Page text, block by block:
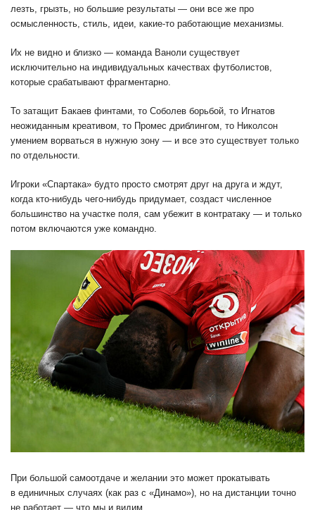
лезть, грызть, но большие результаты — они все же про
осмысленность, стиль, идеи, какие-то работающие механизмы.
Их не видно и близко — команда Ваноли существует
исключительно на индивидуальных качествах футболистов,
которые срабатывают фрагментарно.
То затащит Бакаев финтами, то Соболев борьбой, то Игнатов
неожиданным креативом, то Промес дриблингом, то Николсон
умением ворваться в нужную зону — и все это существует только
по отдельности.
Игроки «Спартака» будто просто смотрят друг на друга и ждут,
когда кто-нибудь чего-нибудь придумает, создаст численное
большинство на участке поля, сам убежит в контратаку — и только
потом включаются уже командно.
При большой самоотдаче и желании это может прокатывать
в единичных случаях (как раз с «Динамо»), но на дистанции точно
не работает — что мы и видим.